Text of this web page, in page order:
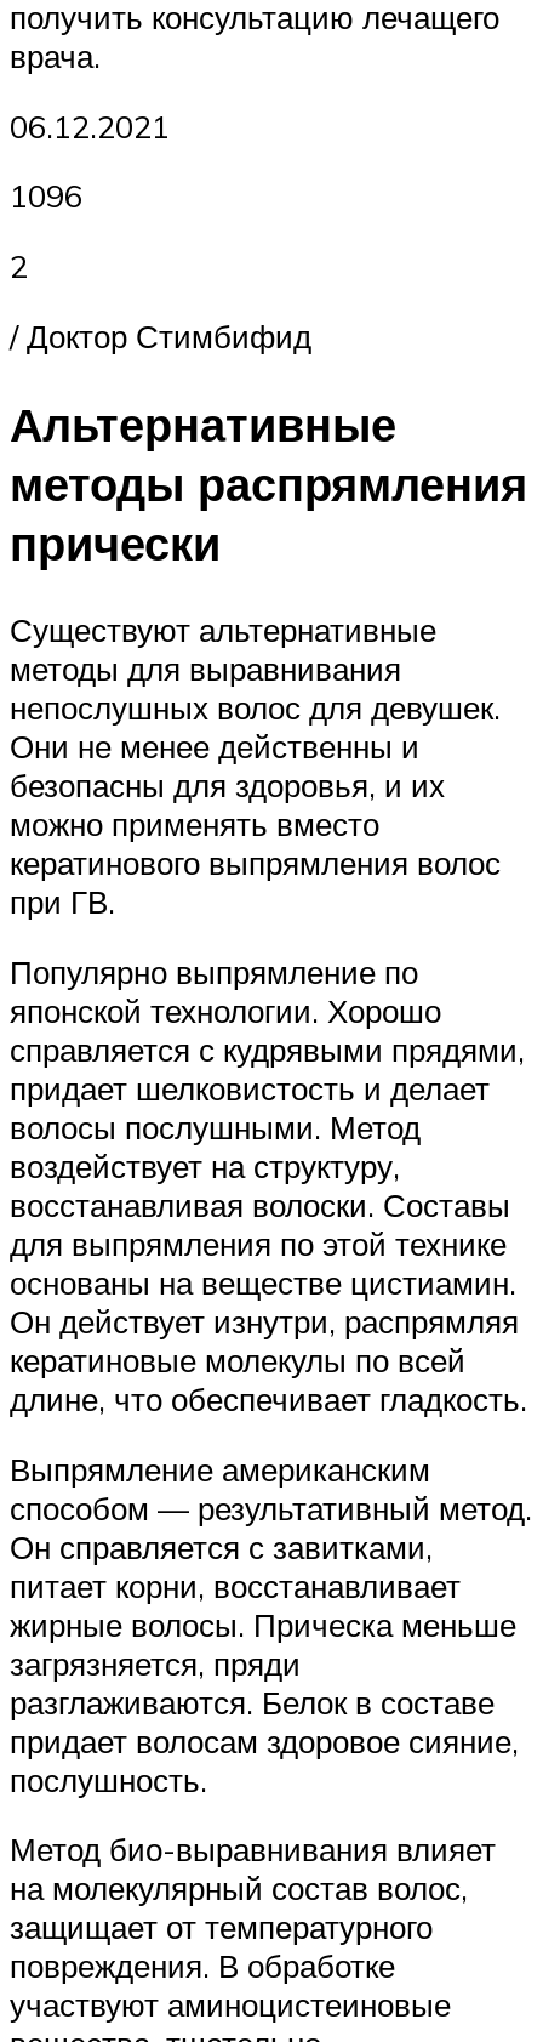
получить консультацию лечащего
врача.
06.12.2021
1096
2
/ Доктор Стимбифид
Альтернативные
методы распрямления
прически
Существуют альтернативные
методы для выравнивания
непослушных волос для девушек.
Они не менее действенны и
безопасны для здоровья, и их
можно применять вместо
кератинового выпрямления волос
при ГВ.
Популярно выпрямление по
японской технологии. Хорошо
справляется с кудрявыми прядями,
придает шелковистость и делает
волосы послушными. Метод
воздействует на структуру,
восстанавливая волоски. Составы
для выпрямления по этой технике
основаны на веществе цистиамин.
Он действует изнутри, распрямляя
кератиновые молекулы по всей
длине, что обеспечивает гладкость.
Выпрямление американским
способом — результативный метод.
Он справляется с завитками,
питает корни, восстанавливает
жирные волосы. Прическа меньше
загрязняется, пряди
разглаживаются. Белок в составе
придает волосам здоровое сияние,
послушность.
Метод био-выравнивания влияет
на молекулярный состав волос,
защищает от температурного
повреждения. В обработке
участвуют аминоцистеиновые